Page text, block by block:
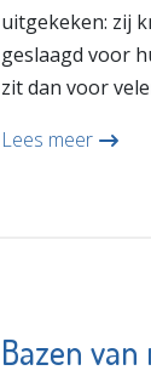
uitgekeken: zij
geslaagd voor
zit dan voor
Lees meer
Bazen